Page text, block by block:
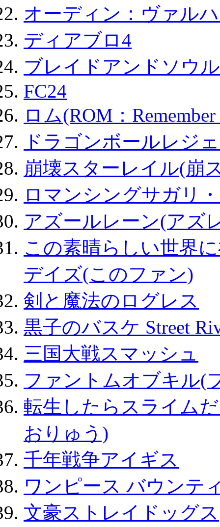
オーディン：ヴァル
ディアブロ4
ブレイドアンドソウ
FC24
ロム(ROM：
ドラゴンボールレジ
崩壊スターレイル(崩
ロマンシングサガリ
アズールレーン(アズ
この素晴らしい世界
デイズ(このファン)
剣と魔法のログレス
黒子のバスケ Street
三国大戦スマッシュ
ファントムオブキル(
転生したらスライム
おりゅう)
千年戦争アイギス
ワンピース バウンテ
文豪ストレイドッグス